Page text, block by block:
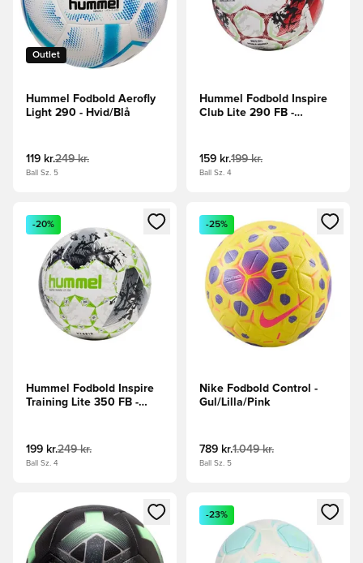
Outlet
Hummel Fodbold Aerofly
Light 290 - Hvid/Blå
119 kr.249 kr.
Ball Sz. 5
Hummel Fodbold Inspire
Club Lite 290 FB -
159 kr.199 kr.
Ball Sz. 4
Åbner en Modal til at logge ind eller tilmelde dig som
-20%
Hummel Fodbold Inspire
Training Lite 350 FB -
199 kr.249 kr.
Ball Sz. 4
Åbner en Modal til at logge
-25%
Nike Fodbold Control -
Gul/Lilla/Pink
789 kr.1.049 kr.
Ball Sz. 5
Åbner en Modal til at logge ind eller tilmelde dig som
Åbner en Modal til at logge
-23%